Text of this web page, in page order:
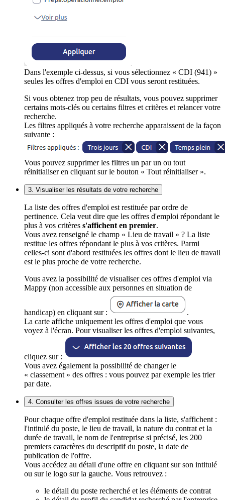
Dans l'exemple ci-dessus, si vous sélectionnez « CDI (941) »
seules les offres d'emploi en CDI vous seront restituées.
Si vous obtenez trop peu de résultats, vous pouvez supprimer
certains mots-clés ou certains filtres et critères et relancer votre
recherche.
Les filtres appliqués à votre recherche apparaissent de la façon
suivante :
Vous pouvez supprimer les filtres un par un ou tout
réinitialiser en cliquant sur le bouton « Tout réinitialiser ».
3. Visualiser les résultats de votre recherche
La liste des offres d'emploi est restituée par ordre de
pertinence. Cela veut dire que les offres d'emploi répondant le
plus à vos critères s'affichent en premier.
Vous avez renseigné le champ « Lieu de travail » ? La liste
restitue les offres répondant le plus à vos critères. Parmi
celles-ci sont d'abord restituées les offres dont le lieu de travail
est le plus proche de votre recherche.
Vous avez la possibilité de visualiser ces offres d'emploi via
Mappy (non accessible aux personnes en situation de
handicap) en cliquant sur :
.
La carte affiche uniquement les offres d'emploi que vous
voyez à l'écran. Pour visualiser les offres d'emploi suivantes,
cliquez sur :
Vous avez également la possibilité de changer le
« classement » des offres : vous pouvez par exemple les trier
par date.
4. Consulter les offres issues de votre recherche
Pour chaque offre d'emploi restituée dans la liste, s'affichent :
l'intitulé du poste, le lieu de travail, la nature du contrat et la
durée de travail, le nom de l'entreprise si précisé, les 200
premiers caractères du descriptif du poste, la date de
publication de l'offre.
Vous accédez au détail d'une offre en cliquant sur son intitulé
ou sur le logo sur la gauche. Vous retrouvez :
le détail du poste recherché et les éléments de contrat